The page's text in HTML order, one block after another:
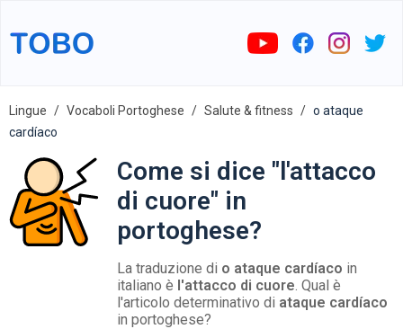
Lingue Vocaboli Portoghese Salute & fitness
o ataque
cardíaco
Come si dice "l'attacco
di cuore" in
portoghese?
La traduzione di o ataque cardíaco in
italiano è l'attacco di cuore. Qual è
l'articolo determinativo di ataque cardíaco
in portoghese?